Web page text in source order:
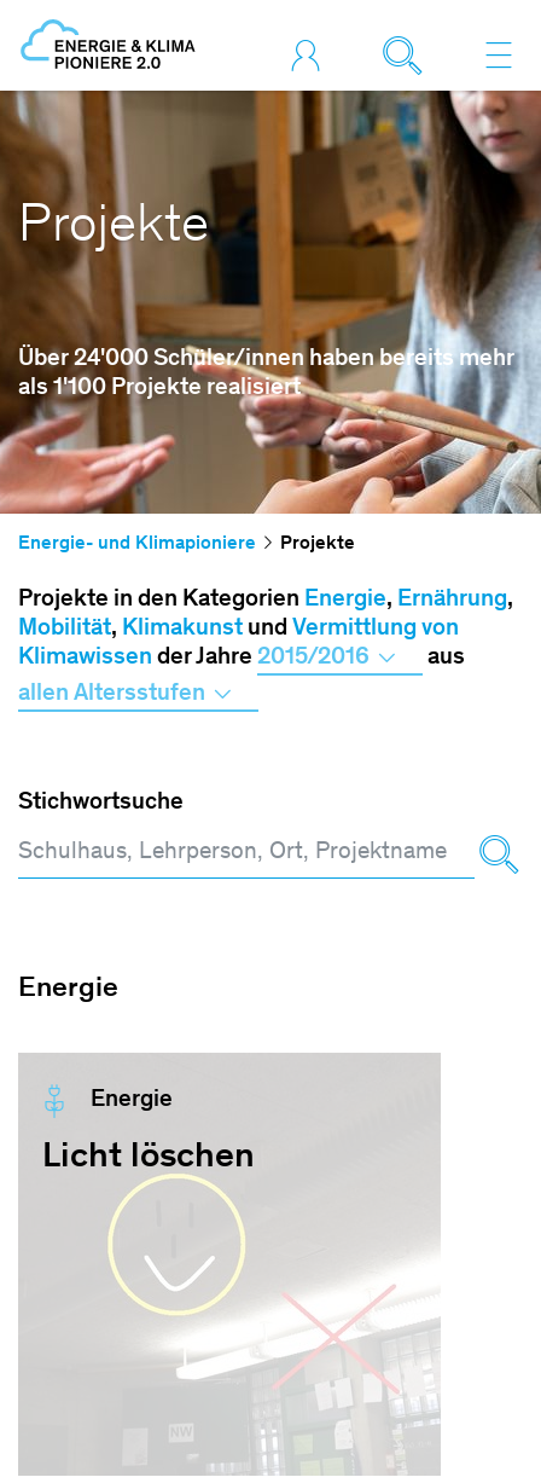
Projekte
Über 24'000 Schüler/innen haben bereits mehr
als 1'100 Projekte realisiert
Energie- und Klimapioniere Projekte
Projekte in den Kategorien Energie, Ernährung,
Mobilität, Klimakunst und Vermittlung von
Klimawissen der Jahre 2015/2016
aus
allen Altersstufen
Stichwortsuche
Energie
Energie
Licht löschen